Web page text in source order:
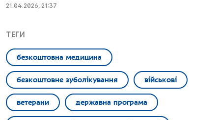
21.04.2026, 21:37
ТЕГИ
безкоштовна медицина
безкоштовне зуболікування військові
ветерани державна програма